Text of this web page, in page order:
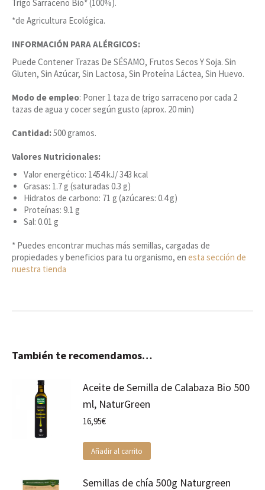
Trigo Sarraceno Bio* (100%).
*de Agricultura Ecológica.
INFORMACIÓN PARA ALÉRGICOS:
Puede Contener Trazas De SÉSAMO, Frutos Secos Y Soja. Sin
Gluten, Sin Azúcar, Sin Lactosa, Sin Proteína Láctea, Sin Huevo.
Modo de empleo: Poner 1 taza de trigo sarraceno por cada 2
tazas de agua y cocer según gusto (aprox. 20 min)
Cantidad:500 gramos.
Valores Nutricionales:
Valor energético: 1454 kJ/ 343 kcal
Grasas: 1.7 g (saturadas 0.3 g)
Hidratos de carbono: 71 g (azúcares: 0.4 g)
Proteínas: 9.1 g
Sal: 0.01 g
* Puedes encontrar muchas más semillas, cargadas de
propiedades y beneficios para tu organismo, en esta sección de
nuestra tienda
También te recomendamos…
Aceite de Semilla de Calabaza Bio 500
ml, NaturGreen
16,95€
Añadir al carrito
Semillas de chía 500g Naturgreen